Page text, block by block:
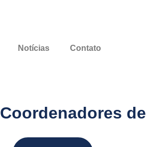
Notícias Contato
de